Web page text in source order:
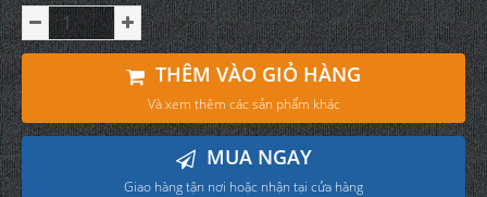
THÊM VÀO GIỎ HÀNG
Và xem thêm các sản phẩm khác
MUA NGAY
Giao hàng tận nơi hoặc nhận tại cửa hàng